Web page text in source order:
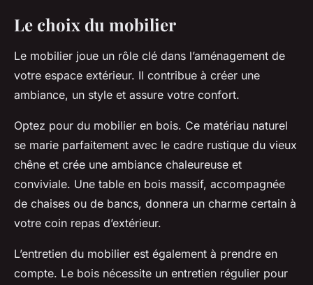
Le choix du mobilier
Le mobilier joue un rôle clé dans l’aménagement de
votre espace extérieur. Il contribue à créer une
ambiance, un style et assure votre confort.
Optez pour du mobilier en bois. Ce matériau naturel
se marie parfaitement avec le cadre rustique du vieux
chêne et crée une ambiance chaleureuse et
conviviale. Une table en bois massif, accompagnée
de chaises ou de bancs, donnera un charme certain à
votre coin repas d’extérieur.
L’entretien du mobilier est également à prendre en
compte. Le bois nécessite un entretien régulier pour